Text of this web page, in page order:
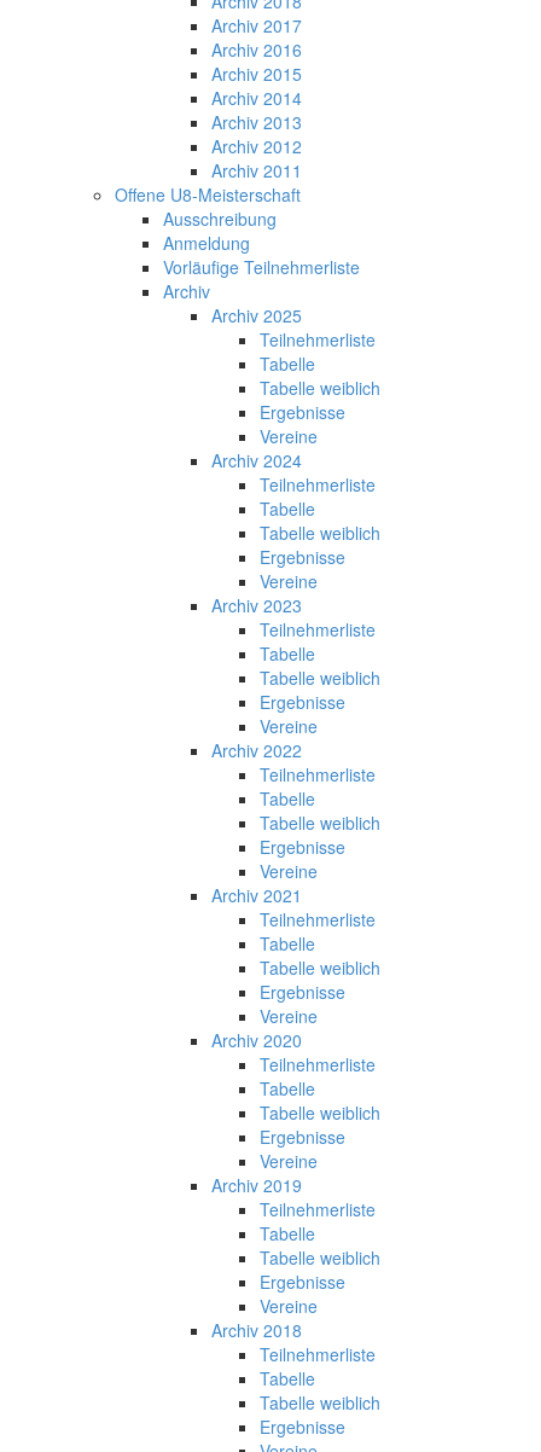
Archiv 2017
Archiv 2016
Archiv 2015
Archiv 2014
Archiv 2013
Archiv 2012
Archiv 2011
Offene U8-Meisterschaft
Ausschreibung
Anmeldung
Vorläufige Teilnehmerliste
Archiv
Archiv 2025
Teilnehmerliste
Tabelle
Tabelle weiblich
Ergebnisse
Vereine
Archiv 2024
Teilnehmerliste
Tabelle
Tabelle weiblich
Ergebnisse
Vereine
Archiv 2023
Teilnehmerliste
Tabelle
Tabelle weiblich
Ergebnisse
Vereine
Archiv 2022
Teilnehmerliste
Tabelle
Tabelle weiblich
Ergebnisse
Vereine
Archiv 2021
Teilnehmerliste
Tabelle
Tabelle weiblich
Ergebnisse
Vereine
Archiv 2020
Teilnehmerliste
Tabelle
Tabelle weiblich
Ergebnisse
Vereine
Archiv 2019
Teilnehmerliste
Tabelle
Tabelle weiblich
Ergebnisse
Vereine
Archiv 2018
Teilnehmerliste
Tabelle
Tabelle weiblich
Ergebnisse